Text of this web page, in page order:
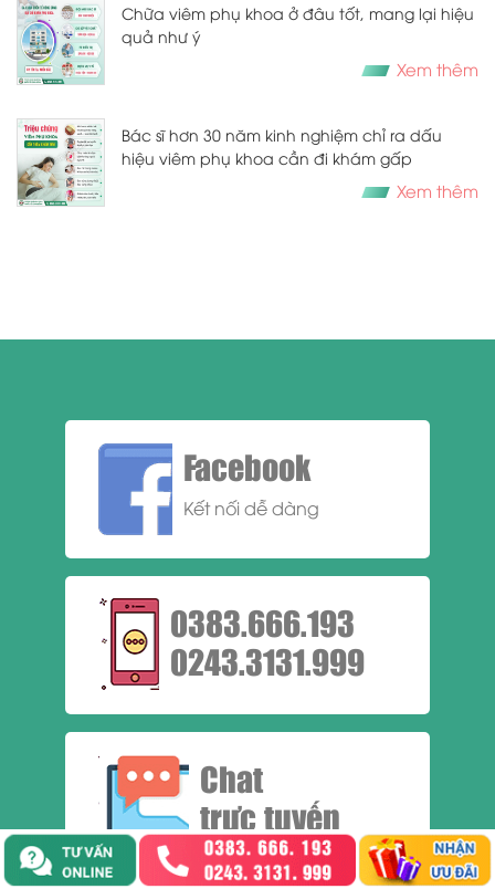
Chữa viêm phụ khoa ở đâu tốt, mang lại hiệu
quả như ý
Xem thêm
Bác sĩ hơn 30 năm kinh nghiệm chỉ ra dấu
hiệu viêm phụ khoa cần đi khám gấp
Xem thêm
Facebook
Kết nối dễ dàng
0383.666.193
0243.3131.999
Chat
trực tuyến